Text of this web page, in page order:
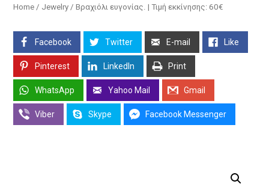
Home / Jewelry / Βραχιόλι ευγονίας. | Τιμή εκκίνησης: 60€
Facebook Twitter E-mail Like
Pinterest LinkedIn Print
WhatsApp Yahoo Mail Gmail
Viber Skype Facebook Messenger